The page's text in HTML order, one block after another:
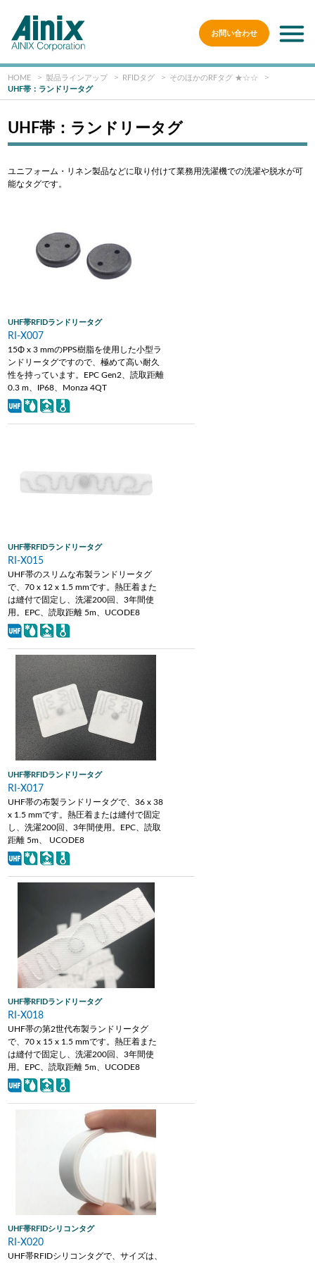
お問い合わせ
HOME 製品ラインアップ RFIDタグ
そのほかのRFタグ ★☆☆
UHF帯：ランドリータグ
UHF帯：ランドリータグ
ユニフォーム・リネン製品などに取り付けて業務用洗濯機での洗濯や脱水が可
能なタグです。
UHF帯RFIDランドリータグ
RI-X007
15Φ x 3 mmのPPS樹脂を使用した小型ラ
ンドリータグですので、極めて高い耐久
性を持っています。EPC Gen2、読取距離
0.3 m、IP68、Monza 4QT
UHF帯RFIDランドリータグ
RI-X015
UHF帯のスリムな布製ランドリータグ
で、70 x 12 x 1.5 mmです。熱圧着また
は縫付で固定し、洗濯200回、3年間使
用。EPC、読取距離 5m、UCODE8
UHF帯RFIDランドリータグ
RI-X017
UHF帯の布製ランドリータグで、36 x 38
x 1.5 mmです。熱圧着または縫付で固定
し、洗濯200回、3年間使用。EPC、読取
距離 5m、 UCODE8
UHF帯RFIDランドリータグ
RI-X018
UHF帯の第2世代布製ランドリータグ
で、70 x 15 x 1.5 mmです。熱圧着また
は縫付で固定し、洗濯200回、3年間使
用。EPC、読取距離 5m、UCODE8
UHF帯RFIDシリコンタグ
RI-X020
UHF帯RFIDシリコンタグで、サイズは、